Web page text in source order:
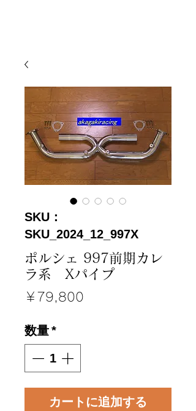
SKU：
SKU_2024_12_997X
ポルシェ 997前期カレ
ラ系 Xパイプ
￥79,800
数量*
カートに追加する